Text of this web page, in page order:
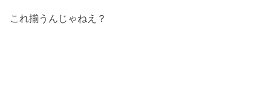
これ揃うんじゃねえ？